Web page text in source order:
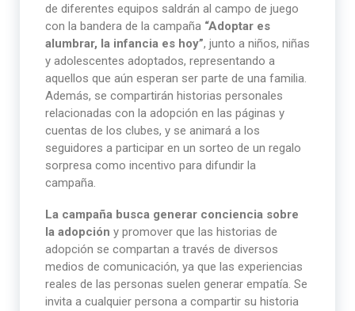
de diferentes equipos saldrán al campo de juego
con la bandera de la campaña “Adoptar es
alumbrar, la infancia es hoy”, junto a niños, niñas
y adolescentes adoptados, representando a
aquellos que aún esperan ser parte de una familia.
Además, se compartirán historias personales
relacionadas con la adopción en las páginas y
cuentas de los clubes, y se animará a los
seguidores a participar en un sorteo de un regalo
sorpresa como incentivo para difundir la
campaña.
La campaña busca generar conciencia sobre
la adopción y promover que las historias de
adopción se compartan a través de diversos
medios de comunicación, ya que las experiencias
reales de las personas suelen generar empatía. Se
invita a cualquier persona a compartir su historia